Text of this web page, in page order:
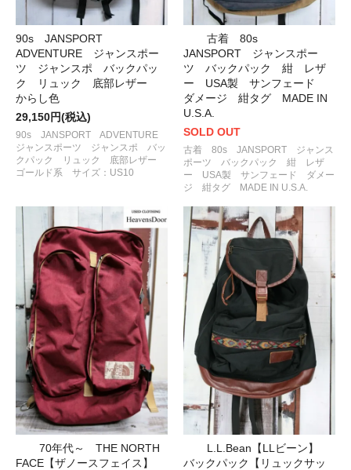
90s JANSPORT
ADVENTURE ジャンスポー
ツ ジャンスポ バックパッ
ク リュック 底部レザー
からし色
29,150円(税込)
90s JANSPORT ADVENTURE
ジャンスポーツ ジャンスポ バッ
クパック リュック 底部レザー
ゴールド系 サイズ：US10
古着 80s
JANSPORT ジャンスポー
ツ バックパック 紺 レザ
ー USA製 サンフェード
ダメージ 紺タグ MADE IN
U.S.A.
SOLD OUT
古着 80s JANSPORT ジャンス
ポーツ バックパック 紺 レザ
ー USA製 サンフェード ダメー
ジ 紺タグ MADE IN U.S.A.
70年代～ THE NORTH
FACE【ザノースフェイス】
L.L.Bean【LLビーン】
バックパック【リュックサッ